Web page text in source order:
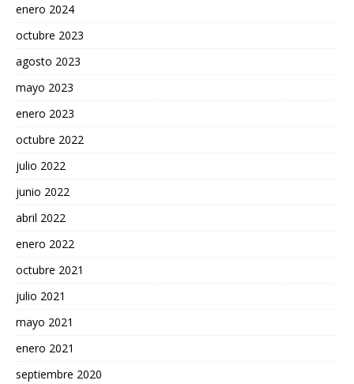
enero 2024
octubre 2023
agosto 2023
mayo 2023
enero 2023
octubre 2022
julio 2022
junio 2022
abril 2022
enero 2022
octubre 2021
julio 2021
mayo 2021
enero 2021
septiembre 2020